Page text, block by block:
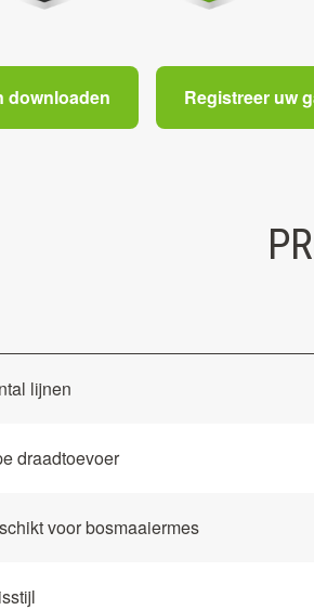
downloaden Registreer uw
lijnen
draadtoevoer
voor bosmaaiermes